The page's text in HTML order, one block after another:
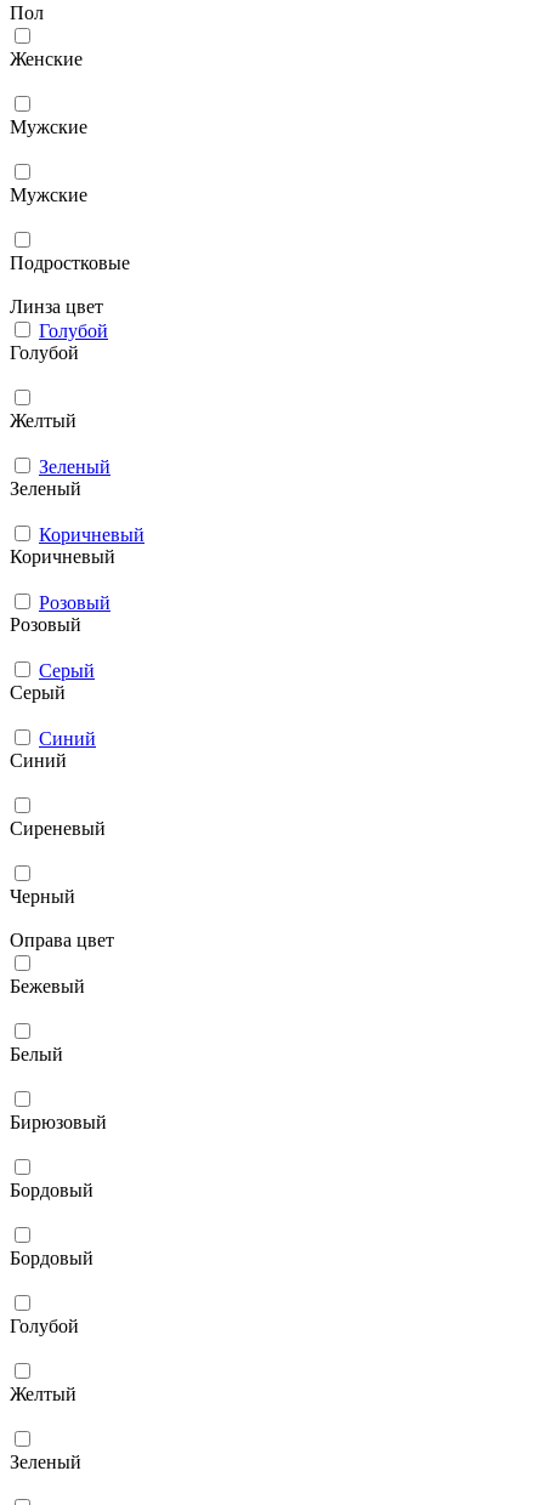
Пол
Женские
Мужcкие
Мужские
Подростковые
Линза цвет
Голубой
Голубой
Желтый
Зеленый
Зеленый
Коричневый
Коричневый
Розовый
Розовый
Серый
Серый
Синий
Синий
Сиреневый
Черный
Оправа цвет
Бежевый
Белый
Бирюзовый
Бордовый
Бордовый
Голубой
Желтый
Зеленый